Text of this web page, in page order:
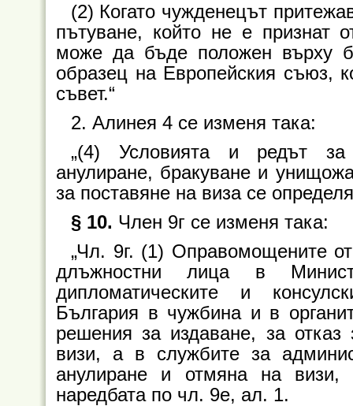
(2) Когато чужденецът
пътуване, който не е признат
може да бъде положен върху
образец на Европейския съюз,
съвет.“
2. Алинея 4 се изменя така:
„(4) Условията и редът за
анулиране, бракуване и
за поставяне на виза се
§ 10. Член 9г се изменя така:
„Чл. 9г. (1) Оправомощените
длъжностни лица в
дипломатическите и
България в чужбина и в
решения за издаване, за
визи, а в службите за
анулиране и отмяна на
наредбата по чл. 9е, ал. 1.